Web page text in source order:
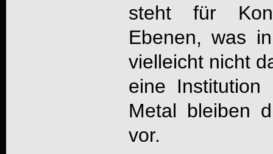
steht für
Ebenen, was
vielleicht nicht
eine Institution
Metal bleiben
vor.